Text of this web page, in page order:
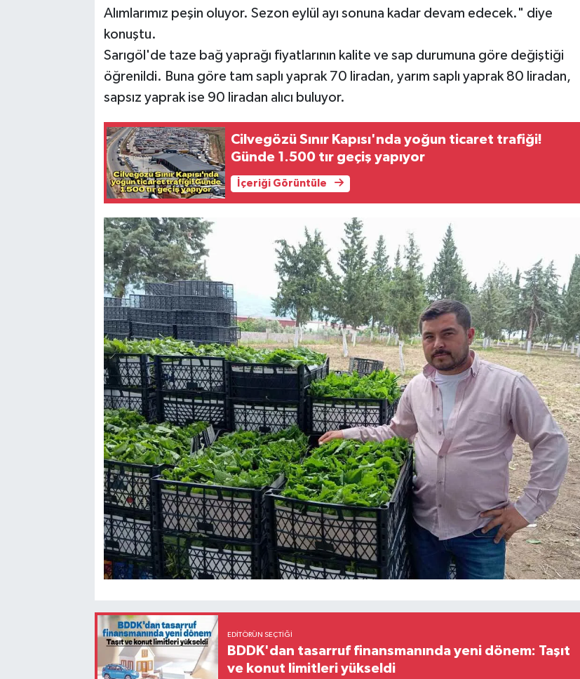
Alımlarımız peşin oluyor. Sezon eylül ayı sonuna kadar devam edecek." diye
konuştu.
Sarıgöl'de taze bağ yaprağı fiyatlarının kalite ve sap durumuna göre değiştiği
öğrenildi. Buna göre tam saplı yaprak 70 liradan, yarım saplı yaprak 80 liradan,
sapsız yaprak ise 90 liradan alıcı buluyor.
Cilvegözü Sınır Kapısı'nda yoğun ticaret trafiği!
Günde 1.500 tır geçiş yapıyor
İçeriği Görüntüle
EDITÖRÜN SEÇTIĞI
BDDK'dan tasarruf finansmanında yeni dönem: Taşıt
ve konut limitleri yükseldi